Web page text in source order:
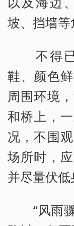
坡、挡墙等
不得已
鞋、颜色
周围环境
和桥上，
况，不围
场所时，
并尽量伏低
“风雨骤